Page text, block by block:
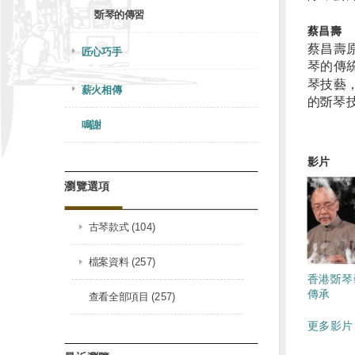
斲琴的傳習
匠心巧手
薪火相傳
鳴謝
瀏覽選項
古琴款式 (104)
檔案資料 (257)
查看全部項目 (257)
蔡昌壽
蔡昌壽
琴的傳
琴技藝
的斲琴
影片
香港斲
傳承
更多影片